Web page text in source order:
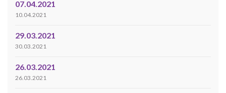
07.04.2021
10.04.2021
29.03.2021
30.03.2021
26.03.2021
26.03.2021